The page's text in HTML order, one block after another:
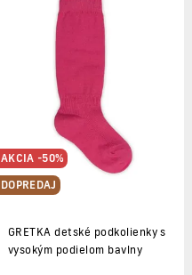
AKCIA -50%
DOPREDAJ
GRETKA detské podkolienky s
vysokým podielom bavlny